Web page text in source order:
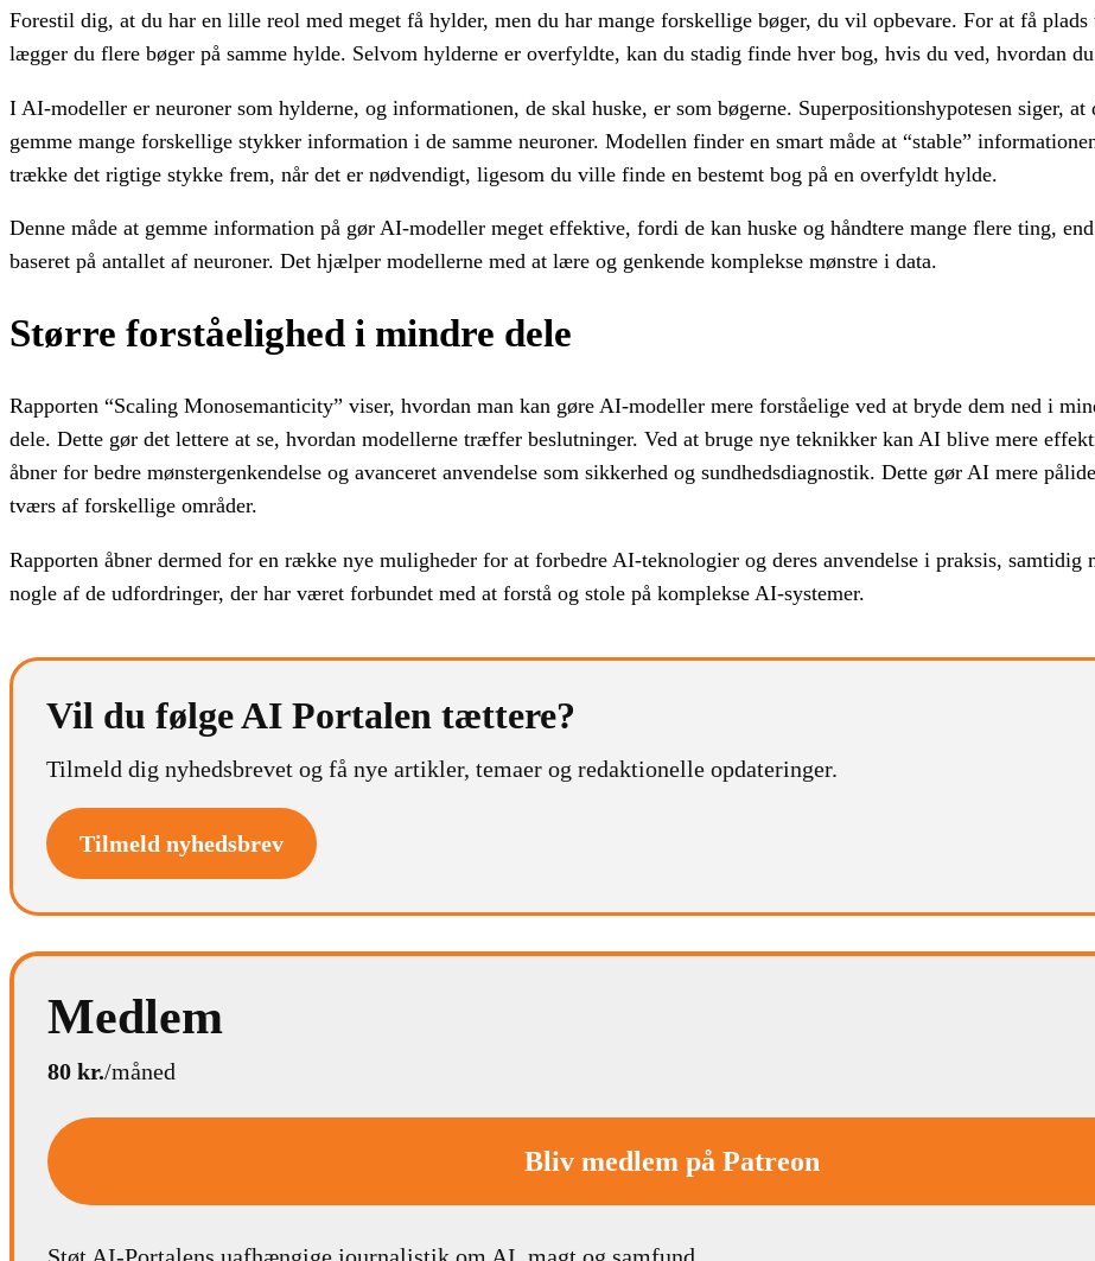
Forestil dig, at du har en lille reol med meget få hylder, men du har mange forskellige bøger, du vil opbevare. For at få
lægger du flere bøger på samme hylde. Selvom hylderne er overfyldte, kan du stadig finde hver bog, hvis du ved, hvordan
I AI-modeller er neuroner som hylderne, og informationen, de skal huske, er som bøgerne. Superpositionshypotesen siger, at
gemme mange forskellige stykker information i de samme neuroner. Modellen finder en smart måde at “stable”
trække det rigtige stykke frem, når det er nødvendigt, ligesom du ville finde en bestemt bog på en overfyldt hylde.
Denne måde at gemme information på gør AI-modeller meget effektive, fordi de kan huske og håndtere mange flere ting,
baseret på antallet af neuroner. Det hjælper modellerne med at lære og genkende komplekse mønstre i data.
Større forståelighed i mindre dele
Rapporten “Scaling Monosemanticity” viser, hvordan man kan gøre AI-modeller mere forståelige ved at bryde dem ned i
dele. Dette gør det lettere at se, hvordan modellerne træffer beslutninger. Ved at bruge nye teknikker kan AI blive mere
åbner for bedre mønstergenkendelse og avanceret anvendelse som sikkerhed og sundhedsdiagnostik. Dette gør AI mere
tværs af forskellige områder.
Rapporten åbner dermed for en række nye muligheder for at forbedre AI-teknologier og deres anvendelse i praksis, samtidig
nogle af de udfordringer, der har været forbundet med at forstå og stole på komplekse AI-systemer.
Vil du følge AI Portalen tættere?
Tilmeld dig nyhedsbrevet og få nye artikler, temaer og redaktionelle opdateringer.
Tilmeld nyhedsbrev
Medlem
80 kr./måned
Bliv medlem på Patreon